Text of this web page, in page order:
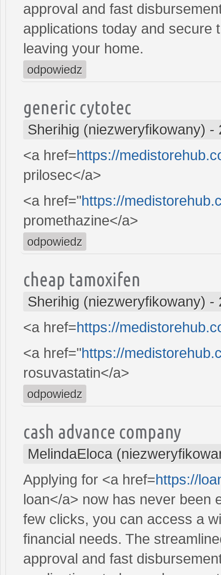
approval and fast
applications today and secure
leaving your home.
odpowiedz
generic cytotec
Sherihig (niezweryfikowany) -
<a href=https://
prilosec</a>
<a href="https://
promethazine</a>
odpowiedz
cheap tamoxifen
Sherihig (niezweryfikowany) -
<a href=https://
<a href="https://
rosuvastatin</a>
odpowiedz
cash advance company
MelindaEloca
Applying for <a href=https://
loan</a> now has never been
few clicks, you can access a
financial needs. The
approval and fast